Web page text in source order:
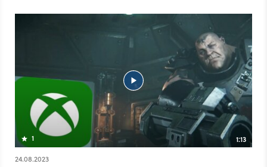
1
1:13
24.08.2023